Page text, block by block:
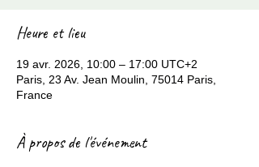
Heure et lieu
19 avr. 2026, 10:00 – 17:00 UTC+2
Paris, 23 Av. Jean Moulin, 75014 Paris,
France
À propos de l'événement